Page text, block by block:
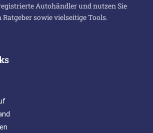
Autohändler und nutzen Sie
Ratgeber sowie vielseitige Tools.